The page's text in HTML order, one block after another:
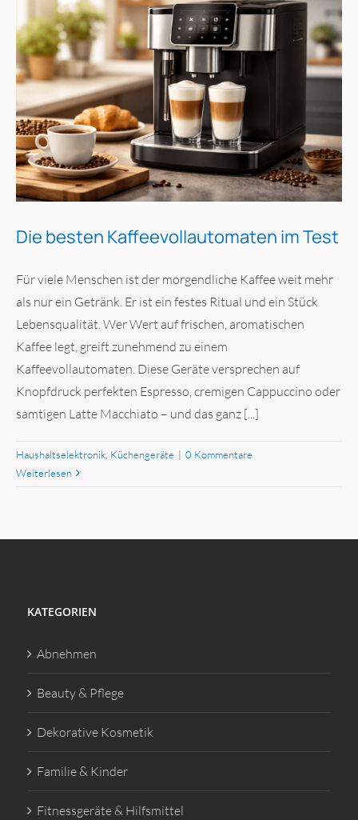
Die besten Kaffeevollautomaten im Test
Für viele Menschen ist der morgendliche Kaffee weit mehr
als nur ein Getränk. Er ist ein festes Ritual und ein Stück
Lebensqualität. Wer Wert auf frischen, aromatischen
Kaffee legt, greift zunehmend zu einem
Kaffeevollautomaten. Diese Geräte versprechen auf
Knopfdruck perfekten Espresso, cremigen Cappuccino oder
samtigen Latte Macchiato – und das ganz [...]
Haushaltselektronik Küchengeräte | 0 Kommentare
Weiterlesen
KATEGORIEN
Abnehmen
Beauty & Pflege
Dekorative Kosmetik
Familie & Kinder
Fitnessgeräte & Hilfsmittel